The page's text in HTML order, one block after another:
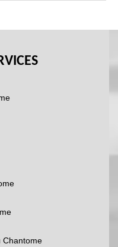
Chantome